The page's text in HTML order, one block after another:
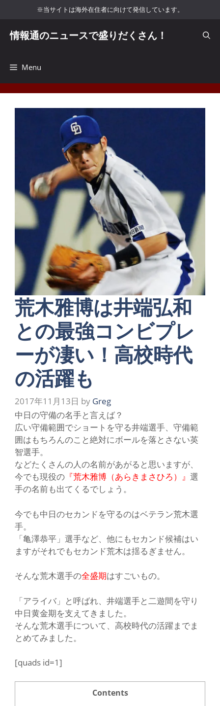
キ
※当サイトは海外在住者に向けて発信しています。
情報通のニュースで盛りだくさん！
Menu
荒木雅博は井端弘和
との最強コンビプレ
ーが凄い！高校時代
の活躍も
2017年11月13日 by Greg
中日の守備の名手と言えば？
広い守備範囲でショートを守る井端選手、守備範
囲はもちろんのこと絶対にボールを落とさない英
智選手。
などたくさんの人の名前があがると思いますが、
今でも現役の 『荒木雅博（あらきまさひろ）』 選
手の名前も出てくるでしょう。
今でも中日のセカンドを守るのはベテラン荒木選
手。
「亀澤恭平」 選手など、他にもセカンド候補はい
ますがそれでもセカンド荒木は揺るぎません。
そんな荒木選手の全盛期はすごいもの。
「アライバ」 と呼ばれ、井端選手と二遊間を守り
中日黄金期を支えてきました。
そんな荒木選手について、高校時代の活躍までま
とめてみました。
[quads id=1]
Contents